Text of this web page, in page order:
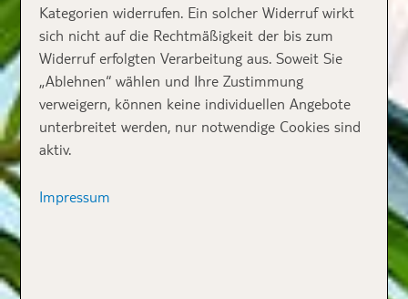
Kategorien widerrufen. Ein solcher Widerruf wirkt
sich nicht auf die Rechtmäßigkeit der bis zum
Widerruf erfolgten Verarbeitung aus. Soweit Sie
„Ablehnen“ wählen und Ihre Zustimmung
verweigern, können keine individuellen Angebote
unterbreitet werden, nur notwendige Cookies sind
aktiv.
Impressum